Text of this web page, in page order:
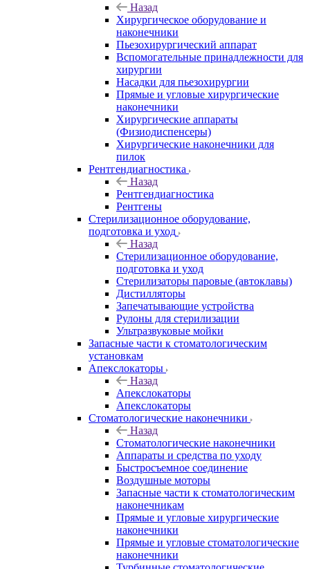
Назад
Хирургическое оборудование и
наконечники
Пьезохирургический аппарат
Вспомогательные принадлежности для
хирургии
Насадки для пьезохирургии
Прямые и угловые хирургические
наконечники
Хирургические аппараты
(Физиодиспенсеры)
Хирургические наконечники для
пилок
Рентгендиагностика
Назад
Рентгендиагностика
Рентгены
Стерилизационное оборудование,
подготовка и уход
Назад
Стерилизационное оборудование,
подготовка и уход
Стерилизаторы паровые (автоклавы)
Дистилляторы
Запечатывающие устройства
Рулоны для стерилизации
Ультразвуковые мойки
Запасные части к стоматологическим
установкам
Апекслокаторы
Назад
Апекслокаторы
Апекслокаторы
Стоматологические наконечники
Назад
Стоматологические наконечники
Аппараты и средства по уходу
Быстросъемное соединение
Воздушные моторы
Запасные части к стоматологическим
наконечникам
Прямые и угловые хирургические
наконечники
Прямые и угловые стоматологические
наконечники